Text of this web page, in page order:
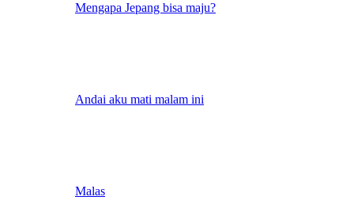
Mengapa Jepang bisa maju?
Andai aku mati malam ini
Malas